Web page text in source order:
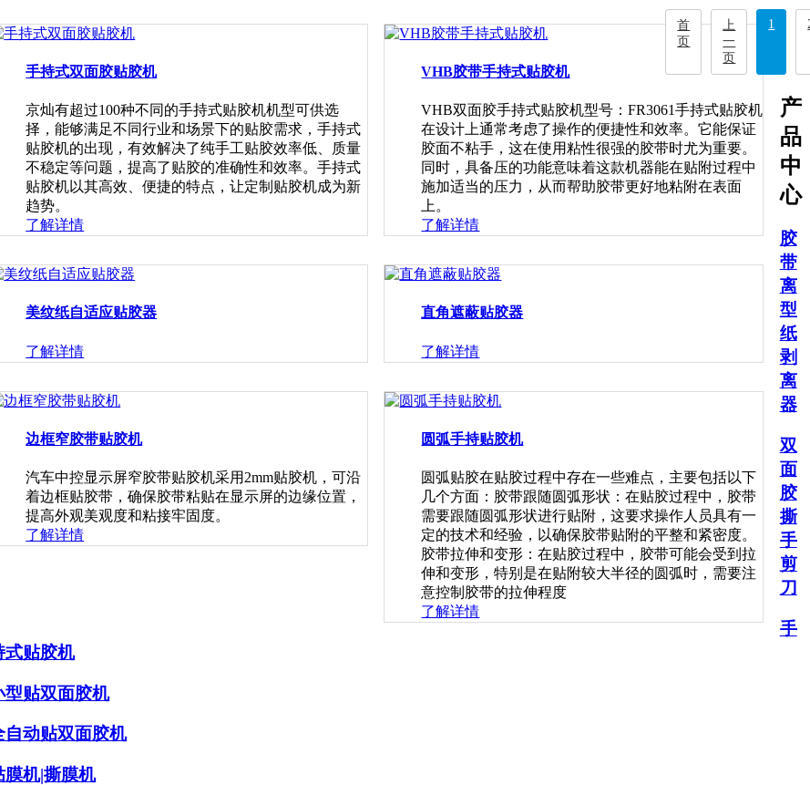
手持式双面胶贴胶机
京灿有超过100种不同的手持式贴胶机机型可供选
择，能够满足不同行业和场景下的贴胶需求，手持式
贴胶机的出现，有效解决了纯手工贴胶效率低、质量
不稳定等问题，提高了贴胶的准确性和效率。手持式
贴胶机以其高效、便捷的特点，让定制贴胶机成为新
趋势。
了解详情
VHB胶带手持式贴胶机
VHB双面胶手持式贴胶机型号：FR3061手持式贴胶机
在设计上通常考虑了操作的便捷性和效率。它能保证
胶面不粘手，这在使用粘性很强的胶带时尤为重要。
同时，具备压的功能意味着这款机器能在贴附过程中
施加适当的压力，从而帮助胶带更好地粘附在表面
上。
了解详情
美纹纸自适应贴胶器
了解详情
直角遮蔽贴胶器
了解详情
边框窄胶带贴胶机
汽车中控显示屏窄胶带贴胶机采用2mm贴胶机，可沿
着边框贴胶带，确保胶带粘贴在显示屏的边缘位置，
提高外观美观度和粘接牢固度。
了解详情
圆弧手持贴胶机
圆弧贴胶在贴胶过程中存在一些难点，主要包括以下
几个方面：胶带跟随圆弧形状：在贴胶过程中，胶带
需要跟随圆弧形状进行贴附，这要求操作人员具有一
定的技术和经验，以确保胶带贴附的平整和紧密度。
胶带拉伸和变形：在贴胶过程中，胶带可能会受到拉
伸和变形，特别是在贴附较大半径的圆弧时，需要注
意控制胶带的拉伸程度
了解详情
首
页
上
一
页
1
产
品
中
心
胶
带
离
型
纸
剥
离
器
双
面
胶
撕
手
剪
刀
手
式贴胶机
型贴双面胶机
自动贴双面胶机
膜机|撕膜机